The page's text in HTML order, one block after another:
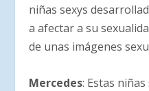
niñas sexys
a afectar a su
de unas imágenes
Mercedes: Estas